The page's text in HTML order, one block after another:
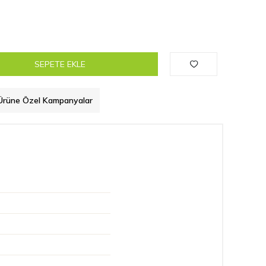
SEPETE EKLE
Özel Kampanyalar